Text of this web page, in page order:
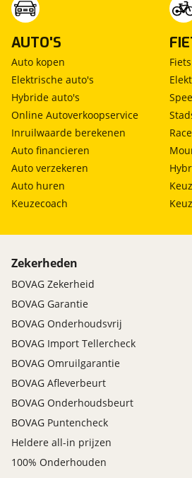
AUTO'S
Auto kopen
Elektrische auto's
Hybride auto's
Online Autoverkoopservice
Inruilwaarde berekenen
Auto financieren
Auto verzekeren
Auto huren
Keuzecoach
Zekerheden
BOVAG Zekerheid
BOVAG Garantie
BOVAG Onderhoudsvrij
BOVAG Import Tellercheck
BOVAG Omruilgarantie
BOVAG Afleverbeurt
BOVAG Onderhoudsbeurt
BOVAG Puntencheck
Heldere all-in prijzen
100% Onderhouden